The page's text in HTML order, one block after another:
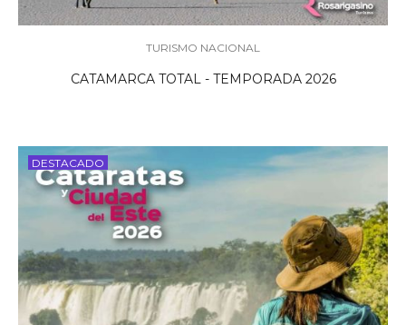
TURISMO NACIONAL
CATAMARCA TOTAL - TEMPORADA 2026
DESTACADO